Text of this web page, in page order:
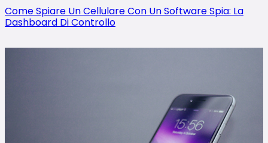
Come Spiare Un Cellulare Con Un Software Spia: La
Dashboard Di Controllo